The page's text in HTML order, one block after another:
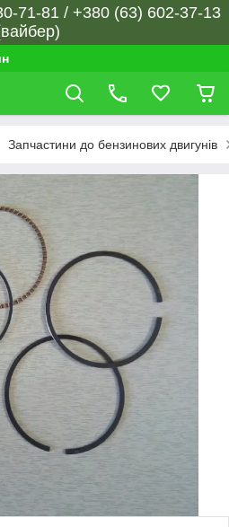
71-81 / +380 (63) 602-37-13
Запчастини до бензинових двигунів